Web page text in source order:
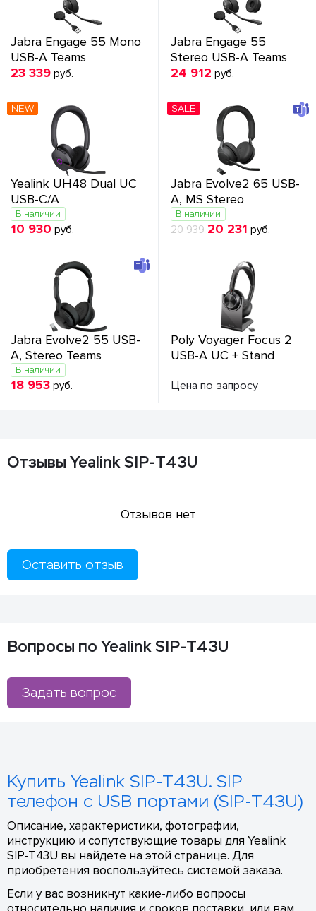
Jabra Engage 55 Mono
USB-A Teams
23 339 руб.
Jabra Engage 55
Stereo USB-A Teams
24 912 руб.
NEW
Yealink UH48 Dual UC
USB-C/A
В наличии
10 930 руб.
SALE
Jabra Evolve2 65 USB-
A, MS Stereo
В наличии
20 939 20 231 руб.
Jabra Evolve2 55 USB-
A, Stereo Teams
В наличии
18 953 руб.
Poly Voyager Focus 2
USB-A UC + Stand
Цена по запросу
Отзывы Yealink SIP-T43U
Отзывов нет
Оставить отзыв
Вопросы по Yealink SIP-T43U
Задать вопрос
Купить Yealink SIP-T43U. SIP
телефон с USB портами (SIP-T43U)
Описание, характеристики, фотографии,
инструкцию и сопутствующие товары для Yealink
SIP-T43U вы найдете на этой странице. Для
приобретения воспользуйтесь системой заказа.
Если у вас возникнут какие-либо вопросы